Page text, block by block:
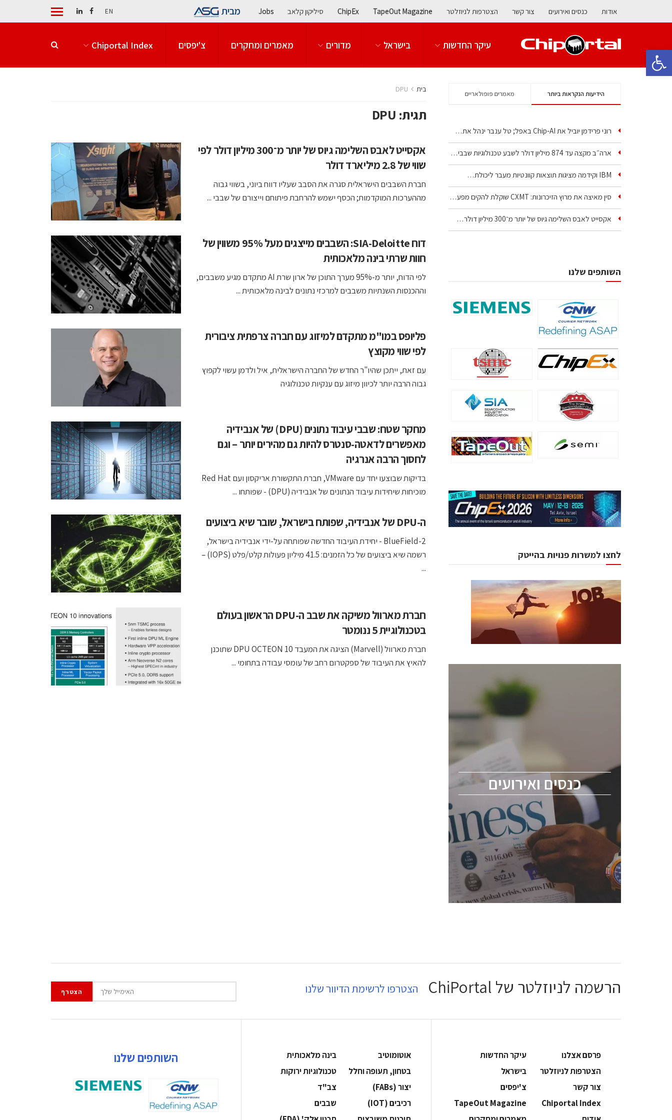
פתח סרגל נגישות
אודות כנסים ואירועים צור קשר הצטרפות לניוזלטר TapeOut Magazine
ChipEx סיליקון קלאב Jobs מבית EN
עיקר החדשות בישראל מדורים מאמרים ומחקרים צ'יפסים Chiportal Index
בית DPU
תגית: DPU
אקסייט לאבס השלימה גיוס של יותר מ־300 מיליון דולר לפי
שווי של 2.8 מיליארד דולר
חברת השבבים הישראלית סגרה את הסבב שעליו דווח ביוני, בשווי גבוה
מההערכות המוקדמות; הכסף ישמש להרחבת פיתוחם וייצורם של שבבי ...
דוח SIA-Deloitte: השבבים מייצגים מעל 95% משווין של
חוות שרתי בינה מלאכותית
לפי הדוח, יותר מ-95% מערך התוכן של ארון שרת AI מתקדם מגיע משבבים,
וההכנסות השנתיות משבבים למרכזי נתונים לבינה מלאכותית ...
פליופס במו"מ מתקדם למיזוג עם חברה צרפתית ציבורית
לפי שווי מקוצץ
עם זאת, ייתכן שהיו"ר החדש של החברה הישראלית, איל ולדמן עשוי לקפוץ
גבוה הרבה יותר לכיוון מיזוג עם ענקיות טכנולוגיה
מחקר שטח: שבבי עיבוד נתונים (DPU) של אנבידיה
מאפשרים לדאטה-סנטרס להיות גם מהירים יותר – וגם
לחסוך הרבה אנרגיה
בדיקות שבוצעו יחד עם VMware, חברת התקשורת אריקסון ועם Red Hat
מוכיחות שיחידות עיבוד הנתונים של אנבידיה (DPU) - שפותחו ...
ה-DPU של אנבידיה, שפותח בישראל, שובר שיא ביצועים
BlueField-2 - יחידת העיבוד החדשה שפותחה על-ידי אנבידיה בישראל,
רשמה שיא ביצועים של כל הזמנים: 41.5 מיליון פעולות קלט/פלט (IOPS) –
...
חברת מארוול משיקה את שבב ה-DPU הראשון בעולם
בטכנולוגיית 5 ננומטר
חברת מארוול (Marvell) הציגה את המעבד DPU OCTEON 10 שתוכנן
להאיץ את העיבוד של ספקטרום רחב של עומסי עבודה בתחומי ...
הידיעות הנקראות ביותר מאמרים פופולאריים
רוני פרידמן יוביל את Chip‑AI באפל; טל ענבר ינהל את…
ארה״ב מקצה עד 874 מיליון דולר לשבע טכנולוגיות שבבים…
IBM וקידמה מציגות תוצאות קוונטיות מעבר ליכולת…
סין מאיצה את מרוץ הזיכרונות: CXMT שוקלת להקים מפעל…
אקסייט לאבס השלימה גיוס של יותר מ־300 מיליון דולר…
השותפים שלנו
לחצו למשרות פנויות בהייטק
כנסים ואירועים
כנסים ואירועים
הסמיקונדקטור כולל מהנדסים, מומחים מקצועיים
ChipEx2026 will be held on May 12-13,
2026. The conference is intended for
everyone involved in the semiconductor
industry, including engineers, professional
experts, and senior executives.
לחץ לפרטים
הרשמה לניוזלטר של ChiPortal הצטרפו לרשימת הדיוור שלנו
פרסם אצלנו
עיקר החדשות
הצטרפות לניוזלטר
בישראל
צור קשר
צ'יפסים
Chiportal Index
TapeOut Magazine
אוטומוטיב
בינה מלאכותית
בטחון, תעופה וחלל
‫טכנולוגיות ירוקות‬
‫יצור (‪(FABs‬‬
‫צב"ד‬
‫רכיבים‬ (IOT)
‫שבבים‬
השותפים שלנו